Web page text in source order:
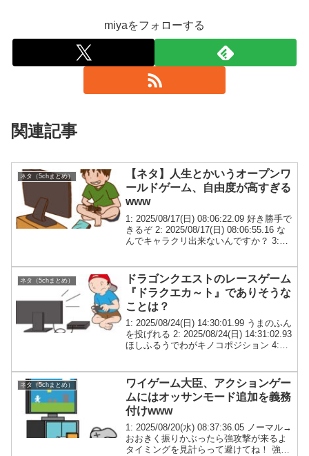
miyaをフォローする
関連記事
ネタ（5chまとめ）
【ネタ】人生とかいうオープンワ
ールドゲーム、自由度が高すぎる
www
1: 2025/08/17(日) 08:06:22.09 好き勝手で
きるぞ 2: 2025/08/17(日) 08:06:55.16 な
んでキャラクリ出来ないんですか？ 3:
ネタ（5chまとめ）
ドラゴンクエストのレースゲーム
『ドラクエカ～ト』でありそうな
ことは？
1: 2025/08/24(日) 14:30:01.99 うまのふん
を投げれる 2: 2025/08/24(日) 14:31:02.93
ほしふるうでわがキノコポジション 4:
ネタ（5chまとめ）
ワイゲーム大臣、アクションゲー
ムにはオッサンモード追加を義務
付けwww
1: 2025/08/20(水) 08:37:36.05 ノーマル→
おおきく振りかぶったら強攻撃が来るよ
タイミングを見計らって避けてね！ 強攻